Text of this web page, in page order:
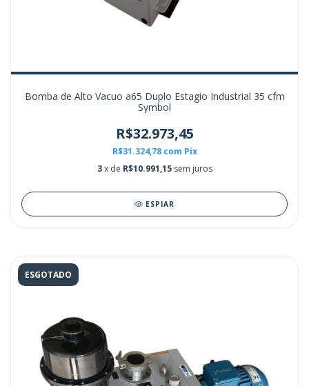
Bomba de Alto Vacuo a65 Duplo Estagio Industrial 35 cfm
Symbol
R$32.973,45
R$31.324,78 com Pix
3 x de R$10.991,15 sem juros
ESPIAR
ESGOTADO